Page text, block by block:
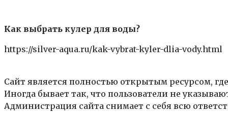
Как выбрать кулер для воды?
https://silver-aqua.ru/kak-vybrat-kyler-dlia-vody.html
Сайт является полностью открытым ресурсом,
Иногда бывает так, что пользователи не
Администрация сайта снимает с себя всю